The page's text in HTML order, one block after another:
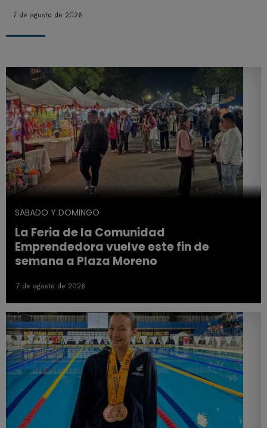
7 de agosto de 2026
SABADO Y DOMINGO
La Feria de la Comunidad
Emprendedora vuelve este fin de
semana a Plaza Moreno
7 de agosto de 2026